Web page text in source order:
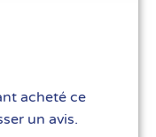
acheté ce
un avis.